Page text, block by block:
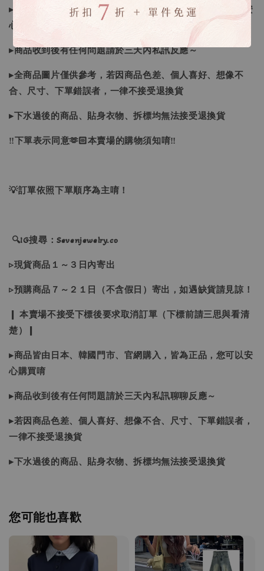
▸商品皆由日本、韓國門市、官網購入，皆為正品，您可以安
心購買唷！
▸商品收到後有任何問題請於三天內私訊反應～
▸全商品圖片僅供參考，若因商品色差、個人喜好、想像不
合、尺寸、下單錯誤者，一律不接受退換貨
▸下水過後的商品、貼身衣物、拆標均無法接受退換貨
‼下單表示同意🫶🏻本賣場的購物須知唷‼
💡訂單依照下單順序為主唷！
🔍IG搜尋：Sevenjewelry.co
▹現貨商品１～３日內寄出
▹預購商品７～２１日（不含假日）寄出，如遇缺貨請見諒！
❙ 本賣場不接受下標後要求取消訂單（下標前請三思與看清
楚）❙
▸商品皆由日本、韓國門市、官網購入，皆為正品，您可以安
心購買唷
▸商品收到後有任何問題請於三天內私訊聊聊反應～
▸若因商品色差、個人喜好、想像不合、尺寸、下單錯誤者，
一律不接受退換貨
▸下水過後的商品、貼身衣物、拆標均無法接受退換貨
您可能也喜歡